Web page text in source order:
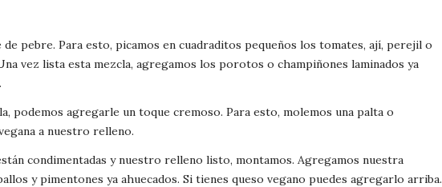
de pebre. Para esto, picamos en cuadraditos pequeños los tomates, ají, perejil o
vez lista esta mezcla, agregamos los porotos o champiñones laminados ya
podemos agregarle un toque cremoso. Para esto, molemos una palta o
a nuestro relleno.
condimentadas y nuestro relleno listo, montamos. Agregamos nuestra
y pimentones ya ahuecados. Si tienes queso vegano puedes agregarlo arriba.